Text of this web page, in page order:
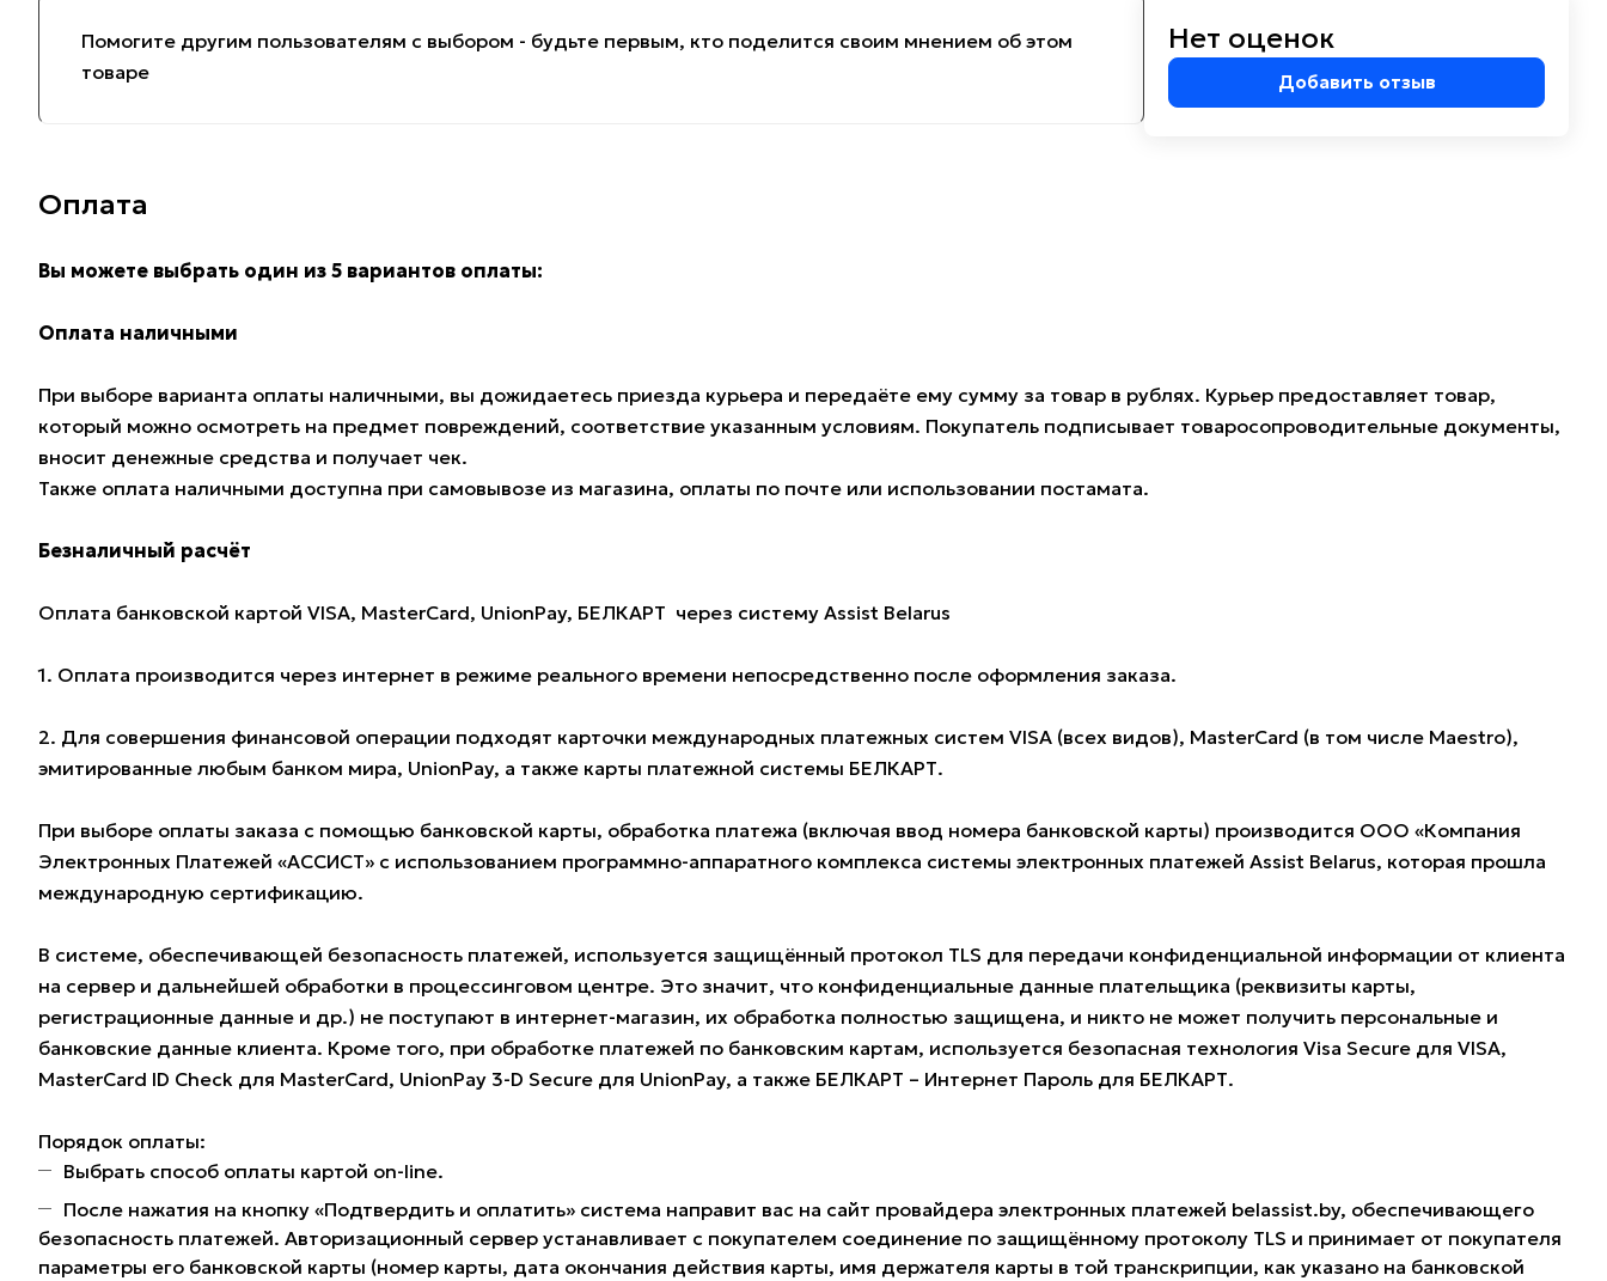
Помогите другим пользователям с выбором - будьте первым, кто поделится своим мнением об этом
товаре
Нет оценок
Добавить отзыв
Оплата
Вы можете выбрать один из 5 вариантов оплаты:
Оплата наличными
При выборе варианта оплаты наличными, вы дожидаетесь приезда курьера и передаёте ему сумму за товар в рублях. Курьер предоставляет товар,
который можно осмотреть на предмет повреждений, соответствие указанным условиям. Покупатель подписывает товаросопроводительные документы,
вносит денежные средства и получает чек.
Также оплата наличными доступна при самовывозе из магазина, оплаты по почте или использовании постамата.
Безналичный расчёт
Оплата банковской картой VISA, MasterCard, UnionPay, БЕЛКАРТ через систему Assist Belarus
1. Оплата производится через интернет в режиме реального времени непосредственно после оформления заказа.
2. Для совершения финансовой операции подходят карточки международных платежных систем VISA (всех видов), MasterCard (в том числе Maestro),
эмитированные любым банком мира, UnionPay, а также карты платежной системы БЕЛКАРТ.
При выборе оплаты заказа с помощью банковской карты, обработка платежа (включая ввод номера банковской карты) производится ООО «Компания
Электронных Платежей «АССИСТ» с использованием программно-аппаратного комплекса системы электронных платежей Assist Belarus, которая прошла
международную сертификацию.
В системе, обеспечивающей безопасность платежей, используется защищённый протокол TLS для передачи конфиденциальной информации от клиента
на сервер и дальнейшей обработки в процессинговом центре. Это значит, что конфиденциальные данные плательщика (реквизиты карты,
регистрационные данные и др.) не поступают в интернет-магазин, их обработка полностью защищена, и никто не может получить персональные и
банковские данные клиента. Кроме того, при обработке платежей по банковским картам, используется безопасная технология Visa Secure для VISA,
MasterCard ID Check для MasterCard, UnionPay 3-D Secure для UnionPay, а также БЕЛКАРТ – Интернет Пароль для БЕЛКАРТ.
Порядок оплаты:
Выбрать способ оплаты картой on-line.
После нажатия на кнопку «Подтвердить и оплатить» система направит вас на сайт провайдера электронных платежей belassist.by, обеспечивающего
безопасность платежей. Авторизационный сервер устанавливает с покупателем соединение по защищённому протоколу TLS и принимает от покупателя
параметры его банковской карты (номер карты, дата окончания действия карты, имя держателя карты в той транскрипции, как указано на банковской